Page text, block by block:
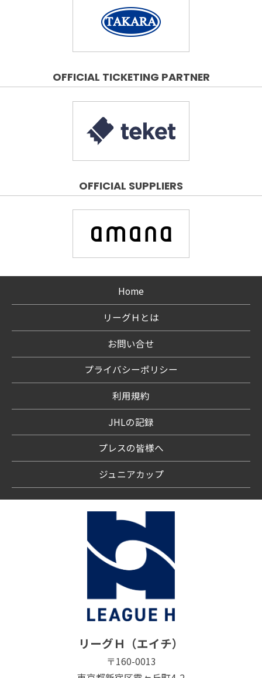
OFFICIAL TICKETING PARTNER
OFFICIAL SUPPLIERS
Home
リーグＨとは
お問い合せ
プライバシーポリシー
利用規約
JHLの記録
プレスの皆様へ
ジュニアカップ
リーグＨ（エイチ）
〒160-0013